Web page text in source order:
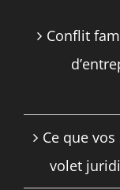
Conflit
Ce que
volet